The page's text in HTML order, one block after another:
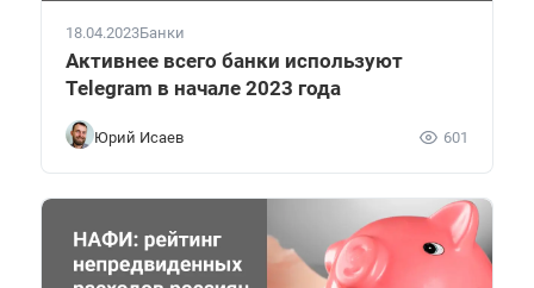
18.04.2023Банки
Активнее всего банки используют
Telegram в начале 2023 года
Юрий Исаев 601